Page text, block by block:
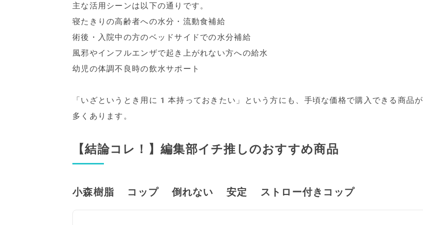
主な活用シーンは以下の通りです。
寝たきりの高齢者への水分・流動食補給
術後・入院中の方のベッドサイドでの水分補給
風邪やインフルエンザで起き上がれない方への給水
幼児の体調不良時の飲水サポート
「いざというとき用に1本持っておきたい」という方にも、手頃な価格で購入できる商品が
多くあります。
【結論コレ！】編集部イチ推しのおすすめ商品
小森樹脂 コップ 倒れない 安定 ストロー付きコップ